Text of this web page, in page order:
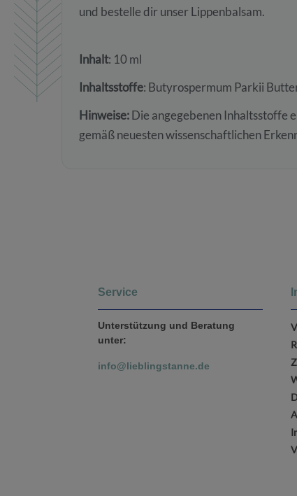
und bestelle dir unser Lippenbalsam.
Inhalt: 10 ml
Inhaltsstoffe: Butyrospermum Parkii
Hinweise:Die angegebenen Inhaltsstoffe
gemäß neuesten wissenschaftlichen
Service
Unterstützung und Beratung
unter:
info@lieblingstanne.de